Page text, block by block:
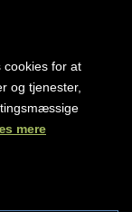
cookies for at
og tjenester,
mere